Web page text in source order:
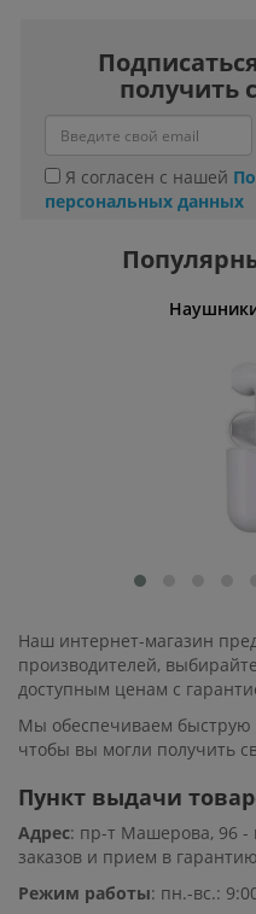
получить
Я согласен с нашей
персональных данных
Наш интернет-магазин
производителей,
доступным ценам с
Мы обеспечиваем быструю
чтобы вы могли получить
Пункт выдачи
Адрес: пр-т Машерова, 96
заказов и прием в
Режим работы: пн.-вс.: